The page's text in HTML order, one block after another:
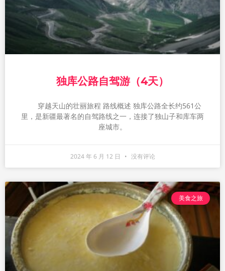
独库公路自驾游（4天）
穿越天山的壮丽旅程 路线概述 独库公路全长约561公
里，是新疆最著名的自驾路线之一，连接了独山子和库车两
座城市。
2024 年 6 月 12 日 没有评论
美食之旅